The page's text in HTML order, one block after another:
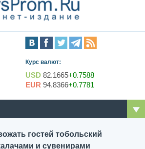
Курс валют:
USD 82.1665+0.7588
EUR 94.8366+0.7781
гостей тобольский
и сувенирами